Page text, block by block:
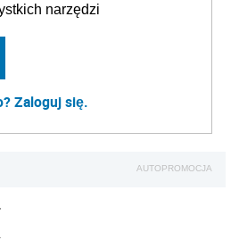
narzędzi
Zaloguj się.
AUTOPROMOCJA